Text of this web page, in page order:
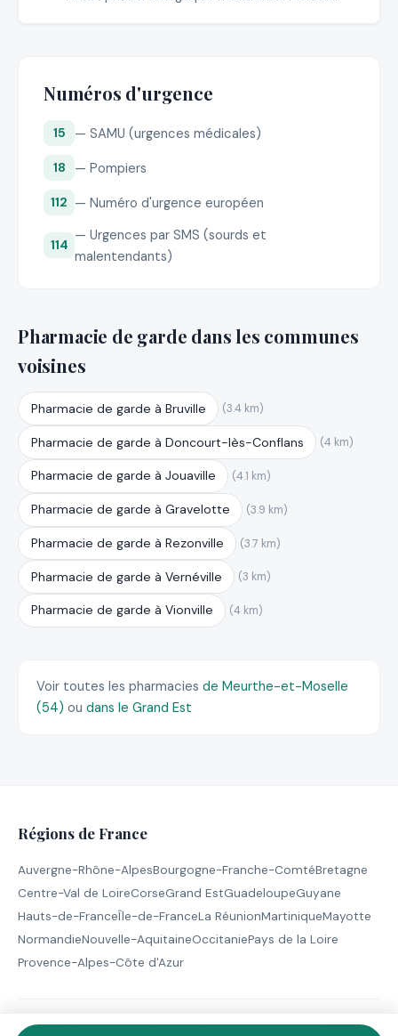
Numéros d'urgence
15 — SAMU (urgences médicales)
18 — Pompiers
112 — Numéro d'urgence européen
114
— Urgences par SMS (sourds et
malentendants)
Pharmacie de garde dans les communes
voisines
Pharmacie de garde à Bruville (3.4 km)
Pharmacie de garde à Doncourt-lès-Conflans (4 km)
Pharmacie de garde à Jouaville (4.1 km)
Pharmacie de garde à Gravelotte (3.9 km)
Pharmacie de garde à Rezonville (3.7 km)
Pharmacie de garde à Vernéville (3 km)
Pharmacie de garde à Vionville (4 km)
Voir toutes les pharmacies de Meurthe-et-Moselle
(54) ou dans le Grand Est
Régions de France
Auvergne-Rhône-AlpesBourgogne-Franche-ComtéBretagne
Centre-Val de LoireCorseGrand EstGuadeloupeGuyane
Hauts-de-FranceÎle-de-FranceLa RéunionMartiniqueMayotte
NormandieNouvelle-AquitaineOccitaniePays de la Loire
Provence-Alpes-Côte d'Azur
© 2026 Pharmacie de Garde - Tous droits réservés |Mentions